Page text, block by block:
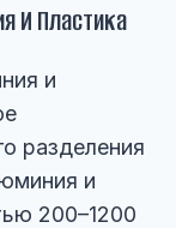
И Пластика
и
разделения
и
200–1200